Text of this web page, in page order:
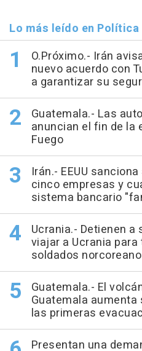
Lo más leído en Política
O.Próximo.- Irán
nuevo acuerdo con
a garantizar su
Guatemala.- Las
anuncian el fin de la
Fuego
Irán.- EEUU
cinco empresas y
sistema bancario
Ucrania.- Detienen
viajar a Ucrania
soldados
Guatemala.- El
Guatemala
las primeras
Presentan una